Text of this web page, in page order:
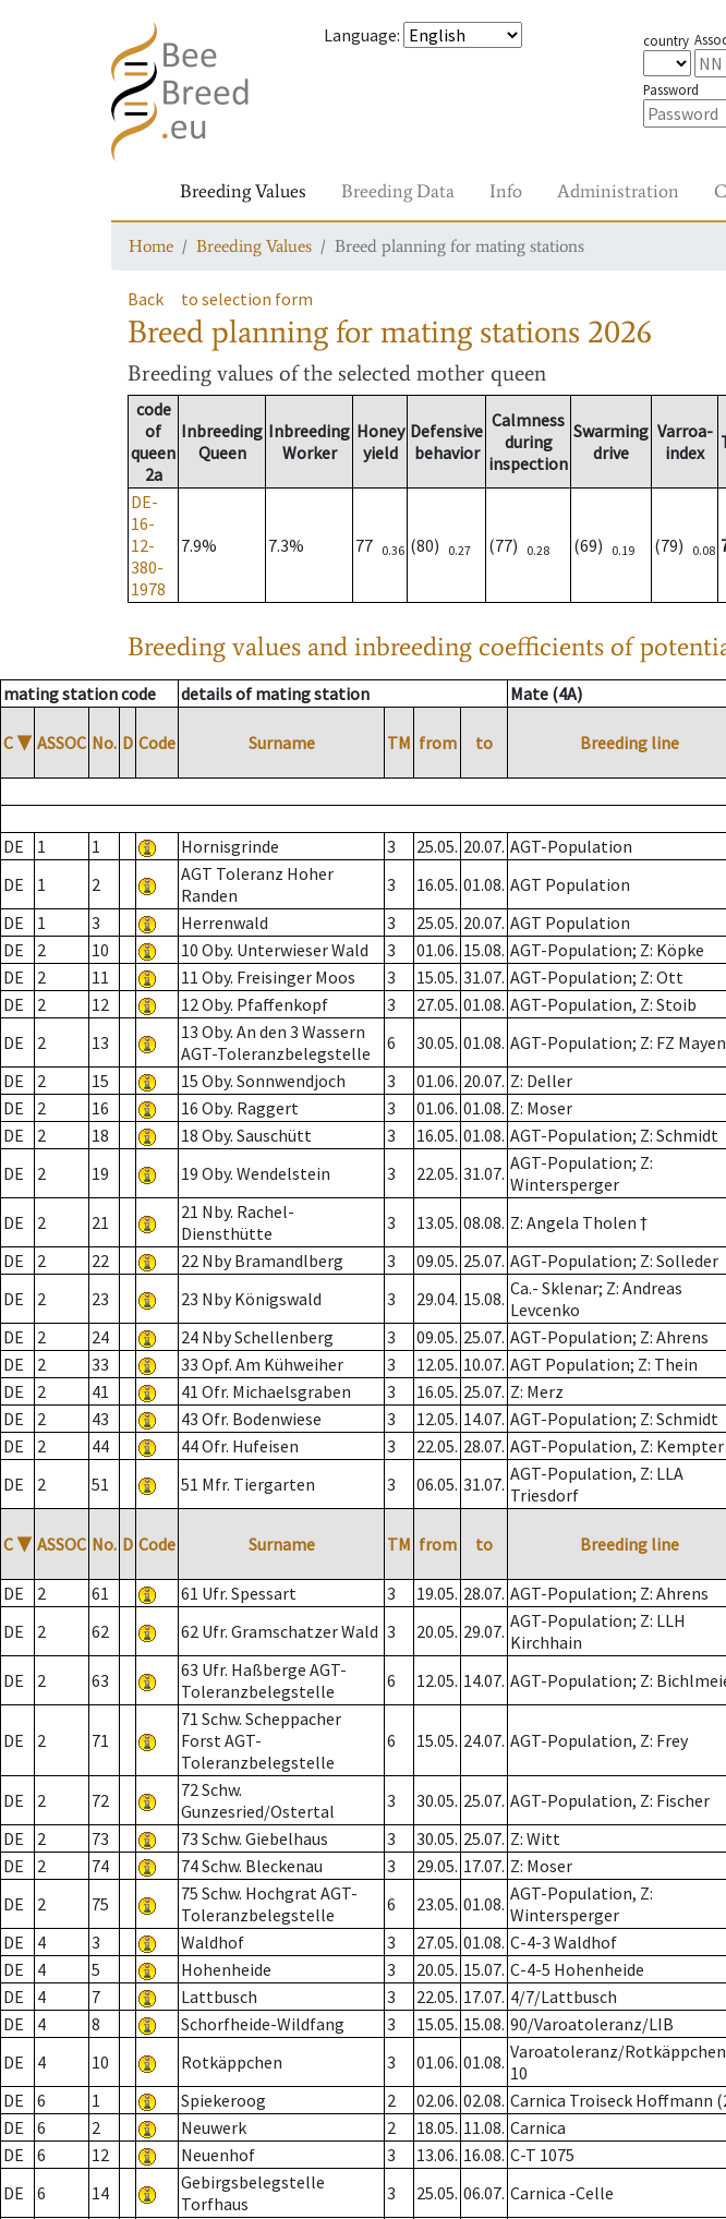
Language: country
Password
Breeding Values Breeding Data Info Administration
Home Breeding Values Breed planning for mating stations
Back to selection form
Breed planning for mating stations 2026
Breeding values of the selected mother queen
code
of
queen
2a
Inbreeding
Queen
Inbreeding
Worker
Honey
yield
Defensive
behavior
Calmness
during
inspection
Swarming
drive
Varroa-
index
DE-
16-
12-
380-
1978
7.9% 7.3% 77 0.36 (80) 0.27 (77) 0.28 (69) 0.19 (79) 0.08
Breeding values and inbreeding coefficients of
mating station code details of mating station Mate (4A)
C ▼ ASSOC No. D Code Surname TM from to Breeding line
DE
1 1 Hornisgrinde 3 25.05. 20.07. AGT-Population
DE
1 2
AGT Toleranz Hoher
Randen
3 16.05. 01.08. AGT Population
DE
1 3 Herrenwald 3 25.05. 20.07. AGT Population
DE
2 10 10 Oby. Unterwieser Wald 3 01.06. 15.08. AGT-Population; Z: Köpke
DE
2 11 11 Oby. Freisinger Moos 3 15.05. 31.07. AGT-Population; Z: Ott
DE
2 12 12 Oby. Pfaffenkopf 3 27.05. 01.08. AGT-Population, Z: Stoib
DE
2 13
13 Oby. An den 3 Wassern
AGT-Toleranzbelegstelle
6 30.05. 01.08. AGT-Population; Z: FZ Mayen
DE
2 15 15 Oby. Sonnwendjoch 3 01.06. 20.07. Z: Deller
DE
2 16 16 Oby. Raggert 3 01.06. 01.08. Z: Moser
DE
2 18 18 Oby. Sauschütt 3 16.05. 01.08. AGT-Population; Z: Schmidt
DE
2 19 19 Oby. Wendelstein 3 22.05. 31.07. AGT-Population; Z:
Wintersperger
DE 2 21
21 Nby. Rachel-
Diensthütte
3 13.05. 08.08. Z: Angela Tholen †
DE
2 22 22 Nby Bramandlberg 3 09.05. 25.07. AGT-Population; Z: Solleder
DE
2 23 23 Nby Königswald 3 29.04. 15.08. Ca.- Sklenar; Z: Andreas
Levcenko
DE
2 24 24 Nby Schellenberg 3 09.05. 25.07. AGT-Population; Z: Ahrens
DE
2 33 33 Opf. Am Kühweiher 3 12.05. 10.07. AGT Population; Z: Thein
DE
2 41 41 Ofr. Michaelsgraben 3 16.05. 25.07. Z: Merz
DE
2 43 43 Ofr. Bodenwiese 3 12.05. 14.07. AGT-Population; Z: Schmidt
DE
2 44 44 Ofr. Hufeisen 3 22.05. 28.07. AGT-Population, Z: Kempter
DE
2 51 51 Mfr. Tiergarten 3 06.05. 31.07. AGT-Population, Z: LLA
Triesdorf
C ▼ ASSOC No. D Code Surname TM from to Breeding line
DE
2 61 61 Ufr. Spessart 3 19.05. 28.07. AGT-Population; Z: Ahrens
DE
2 62 62 Ufr. Gramschatzer Wald 3 20.05. 29.07. AGT-Population; Z: LLH
Kirchhain
DE 2 63
63 Ufr. Haßberge AGT-
Toleranzbelegstelle
6 12.05. 14.07. AGT-Population; Z:
DE 2 71
71 Schw. Scheppacher
Forst AGT-
Toleranzbelegstelle
6 15.05. 24.07. AGT-Population, Z: Frey
DE 2 72
72 Schw.
Gunzesried/Ostertal
3 30.05. 25.07. AGT-Population, Z: Fischer
DE
2 73 73 Schw. Giebelhaus 3 30.05. 25.07. Z: Witt
DE
2 74 74 Schw. Bleckenau 3 29.05. 17.07. Z: Moser
DE
2 75
75 Schw. Hochgrat AGT-
Toleranzbelegstelle
6 23.05. 01.08. AGT-Population, Z:
Wintersperger
DE
4 3 Waldhof 3 27.05. 01.08. C-4-3 Waldhof
DE
4 5 Hohenheide 3 20.05. 15.07. C-4-5 Hohenheide
DE
4 7 Lattbusch 3 22.05. 17.07. 4/7/Lattbusch
DE
4 8 Schorfheide-Wildfang 3 15.05. 15.08. 90/Varoatoleranz/LIB
DE
4 10 Rotkäppchen 3 01.06. 01.08. Varoatoleranz/
10
DE
6 1 Spiekeroog 2 02.06. 02.08. Carnica Troiseck Hoffmann
DE
6 2 Neuwerk 2 18.05. 11.08. Carnica
DE
6 12 Neuenhof 3 13.06. 16.08. C-T 1075
DE
6 14
Gebirgsbelegstelle
Torfhaus
3 25.05. 06.07. Carnica -Celle